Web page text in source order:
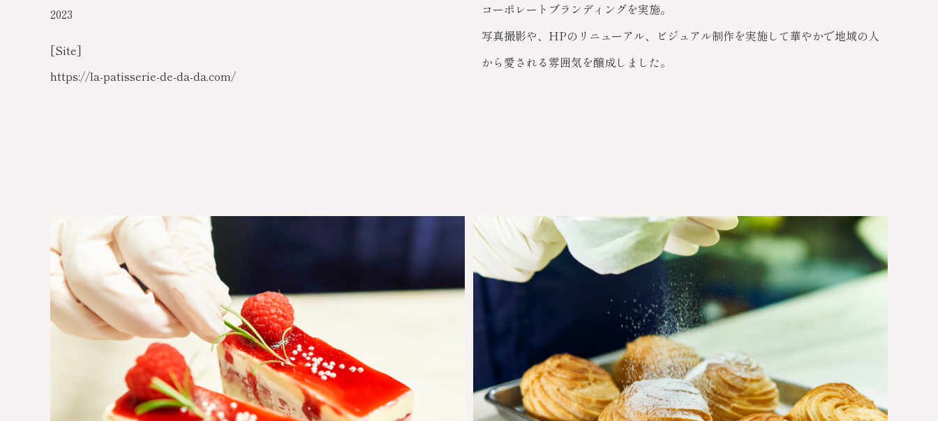
2023
[Site]
https://la-patisserie-de-da-da.com/
コーポレートブランディングを実施。
写真撮影や、HPのリニューアル、ビジュアル制作を実施して華やかで地域の人
から愛される雰囲気を醸成しました。